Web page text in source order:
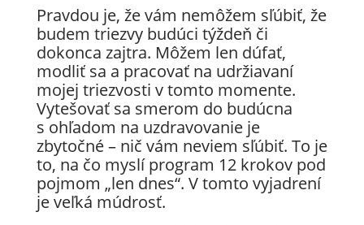
Pravdou je, že vám nemôžem sľúbiť, že
budem triezvy budúci týždeň či
dokonca zajtra. Môžem len dúfať,
modliť sa a pracovať na udržiavaní
mojej triezvosti v tomto momente.
Vytešovať sa smerom do budúcna
s ohľadom na uzdravovanie je
zbytočné – nič vám neviem sľúbiť. To je
to, na čo myslí program 12 krokov pod
pojmom „len dnes“. V tomto vyjadrení
je veľká múdrosť.